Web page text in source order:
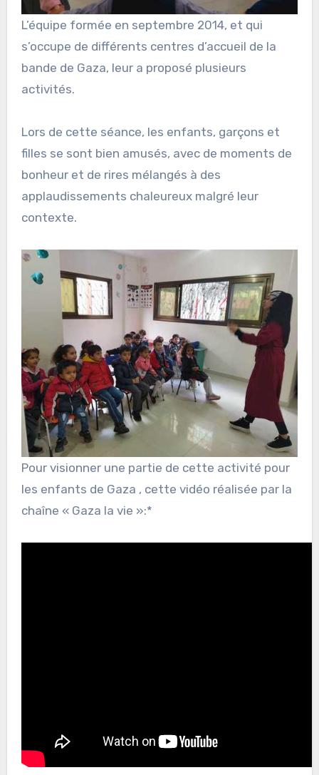
L’équipe formée en septembre 2014, et qui
s’occupe de différents centres d’accueil de la
bande de Gaza, leur a proposé plusieurs
activités.
Lors de cette séance, les enfants, garçons et
filles se sont bien amusés, avec de moments de
bonheur et de rires mélangés à des
applaudissements chaleureux malgré leur
contexte.
Pour visionner une partie de cette activité pour
les enfants de Gaza , cette vidéo réalisée par la
chaîne « Gaza la vie »:*